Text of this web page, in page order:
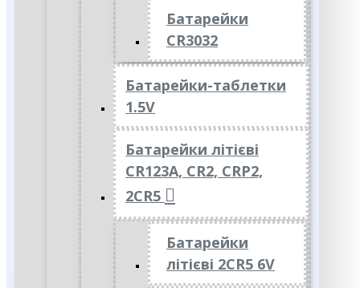
Батарейки
CR3032
Батарейки-таблетки
1.5V
Батарейки літієві
CR123A, CR2, CRP2,
2CR5
Батарейки
літієві 2CR5 6V